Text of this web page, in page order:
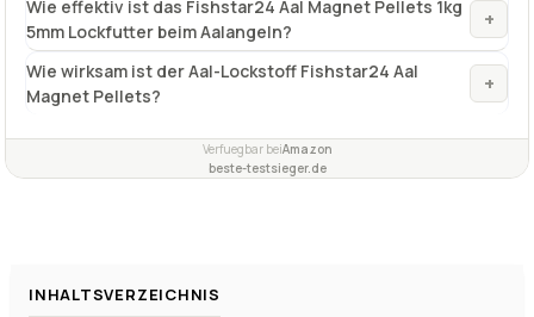
Wie effektiv ist das Fishstar24 Aal Magnet Pellets 1kg
5mm Lockfutter beim Aalangeln?
+
Wie wirksam ist der Aal-Lockstoff Fishstar24 Aal
Magnet Pellets?
+
Verfuegbar beiAmazon
beste-testsieger.de
INHALTSVERZEICHNIS